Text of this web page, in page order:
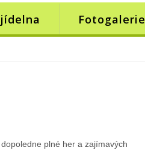
Fotogalerie
plné her a zajímavých